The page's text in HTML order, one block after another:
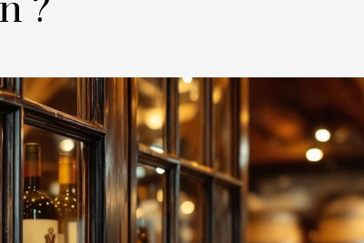
?